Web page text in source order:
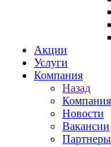
Акции
Услуги
Компания
Назад
Компания
Новости
Вакансии
Партнеры